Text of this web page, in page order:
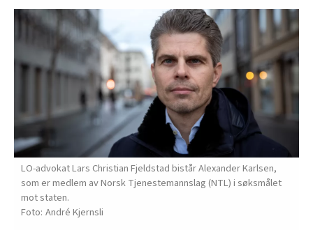
LO-advokat Lars Christian Fjeldstad bistår Alexander Karlsen,
som er medlem av Norsk Tjenestemannslag (NTL) i søksmålet
mot staten.
André Kjernsli